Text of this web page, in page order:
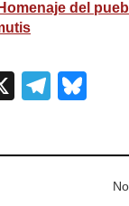
Homenaje del
X